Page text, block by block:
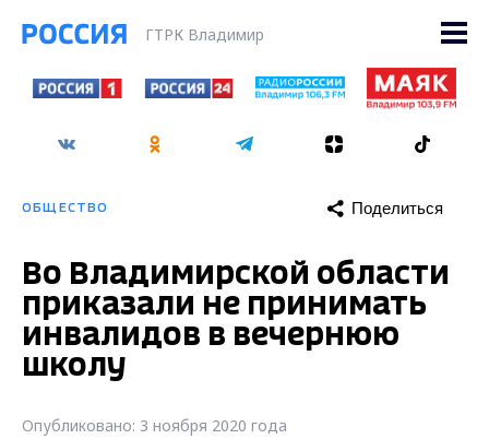
ГТРК Владимир
ОБЩЕСТВО Поделиться
Во Владимирской области
приказали не принимать
инвалидов в вечернюю
школу
Опубликовано: 3 ноября 2020 года